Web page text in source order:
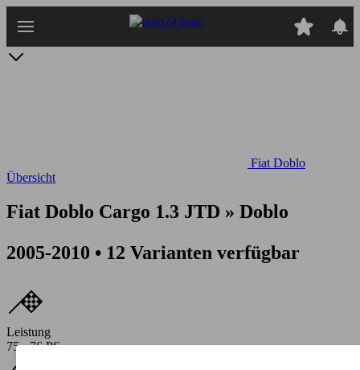
Hauptinhalt
Fiat Doblo
Übersicht
Fiat Doblo Cargo 1.3 JTD » Doblo
2005-2010 • 12 Varianten verfügbar
Leistung
75 - 76 PS